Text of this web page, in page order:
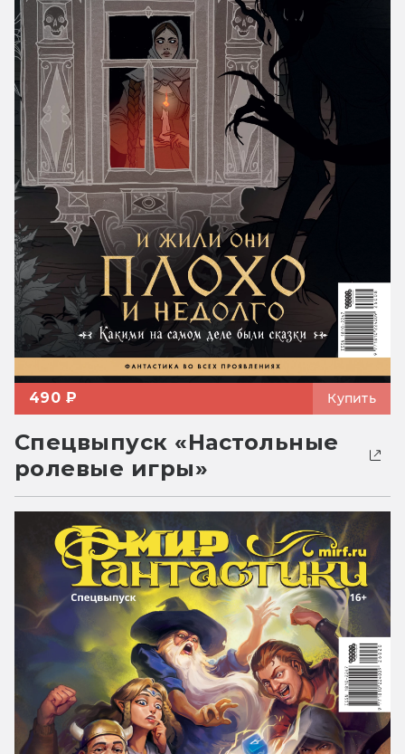
490 ₽ Купить
Спецвыпуск «Настольные
ролевые игры»